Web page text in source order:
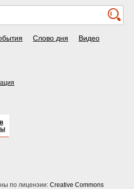
Слово дня Видео
по лицензии: Creative Commons